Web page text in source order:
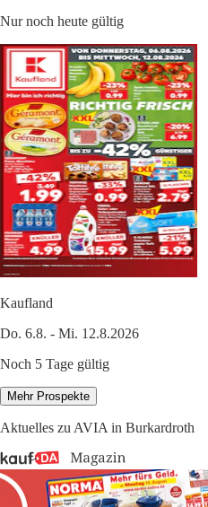
Nur noch heute gültig
Kaufland
Do. 6.8. - Mi. 12.8.2026
Noch 5 Tage gültig
Mehr Prospekte
Aktuelles zu AVIA in Burkardroth